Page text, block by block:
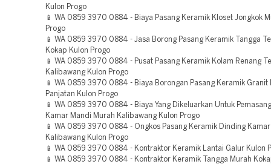
Kulon Progo
📱 WA 0859 3970 0884 - Biaya Pasang Keramik Kloset Jongkok
Progo
📱 WA 0859 3970 0884 - Jasa Borong Pasang Keramik Tangga
Kokap Kulon Progo
📱 WA 0859 3970 0884 - Pusat Pasang Keramik Kolam Renang
Kalibawang Kulon Progo
📱 WA 0859 3970 0884 - Biaya Borongan Pasang Keramik Granit
Panjatan Kulon Progo
📱 WA 0859 3970 0884 - Biaya Yang Dikeluarkan Untuk
Kamar Mandi Murah Kalibawang Kulon Progo
📱 WA 0859 3970 0884 - Ongkos Pasang Keramik Dinding
Kalibawang Kulon Progo
📱 WA 0859 3970 0884 - Kontraktor Keramik Lantai Galur Kulon
📱 WA 0859 3970 0884 - Kontraktor Keramik Tangga Murah